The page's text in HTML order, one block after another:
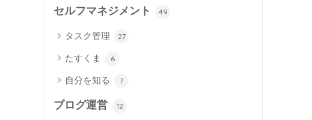
セルフマネジメント 49
タスク管理 27
たすくま 6
自分を知る 7
ブログ運営 12